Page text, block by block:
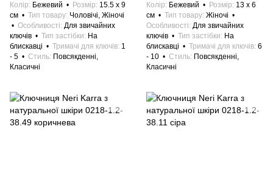
Колір
Бежевий Розмір 15.5 x 9
см
Тип товару Чоловічі, Жіночі
Особливості Для звичайних
ключів
Тип застібки
На
блискавці
Тримачі для ключів 1
- 5
Стиль Повсякденні,
Класичні
Колір
Бежевий Розмір 13 x 6
см
Тип товару Жіночі
Особливості Для звичайних
ключів
Тип застібки
На
блискавці
Тримачі для ключів 6
- 10
Стиль Повсякденні,
Класичні